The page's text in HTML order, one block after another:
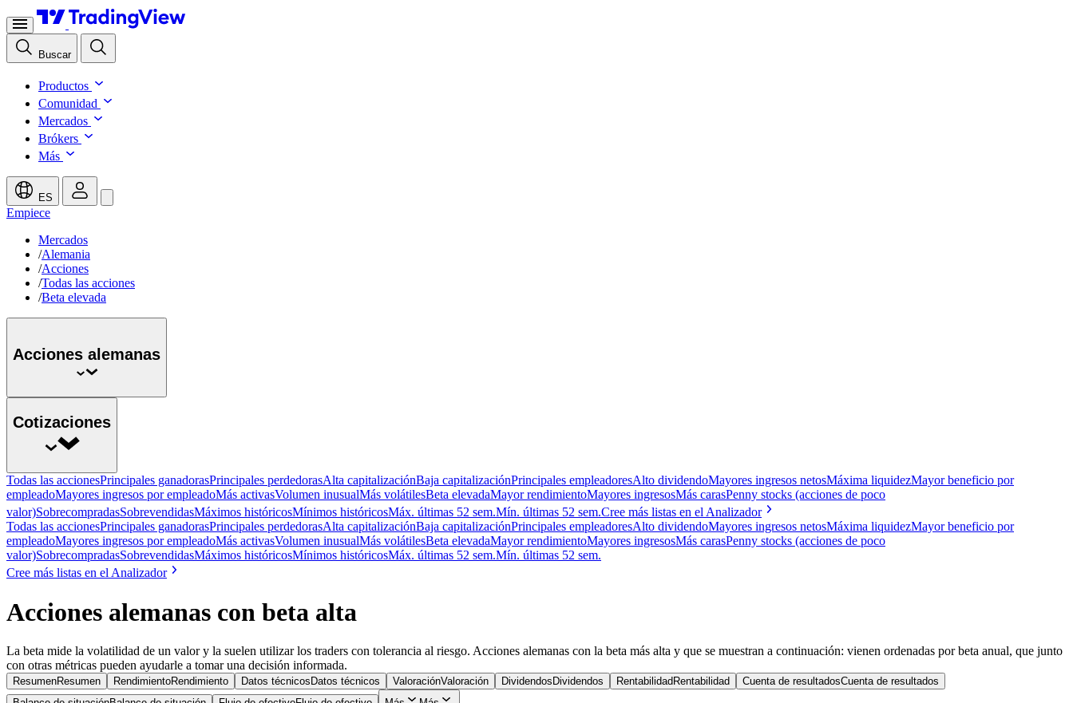
Buscar
Productos
Comunidad
Mercados
Brókers
Más
ES
Empiece
Mercados
/Alemania
/Acciones
/Todas las acciones
/Beta elevada
Acciones alemanas
Cotizaciones
Todas las accionesPrincipales ganadorasPrincipales perdedorasAlta capitalizaciónBaja capitalizaciónPrincipales empleadoresAlto dividendoMayores ingresos netosMáxima liquidezMayor beneficio por
empleadoMayores ingresos por empleadoMás activasVolumen inusualMás volátilesBeta elevadaMayor rendimientoMayores ingresosMás carasPenny stocks (acciones de poco
valor)SobrecompradasSobrevendidasMáximos históricosMínimos históricosMáx. últimas 52 sem.Mín. últimas 52 sem.Cree más listas en el Analizador
Todas las accionesPrincipales ganadorasPrincipales perdedorasAlta capitalizaciónBaja capitalizaciónPrincipales empleadoresAlto dividendoMayores ingresos netosMáxima liquidezMayor beneficio por
empleadoMayores ingresos por empleadoMás activasVolumen inusualMás volátilesBeta elevadaMayor rendimientoMayores ingresosMás carasPenny stocks (acciones de poco
valor)SobrecompradasSobrevendidasMáximos históricosMínimos históricosMáx. últimas 52 sem.Mín. últimas 52 sem.
Cree más listas en el Analizador
Acciones alemanas con beta alta
La beta mide la volatilidad de un valor y la suelen utilizar los traders con tolerancia al riesgo. Acciones alemanas con la beta más alta y que se muestran a continuación: vienen ordenadas por beta anual, que junto
con otras métricas pueden ayudarle a tomar una decisión informada.
ResumenResumen RendimientoRendimiento Datos técnicos Datos técnicos ValoraciónValoración Dividendos Dividendos Rentabilidad Rentabilidad Cuenta de resultadosCuenta de resultados